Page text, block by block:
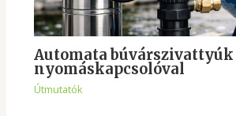
Automata búvárszivattyúk
nyomáskapcsolóval
Útmutatók